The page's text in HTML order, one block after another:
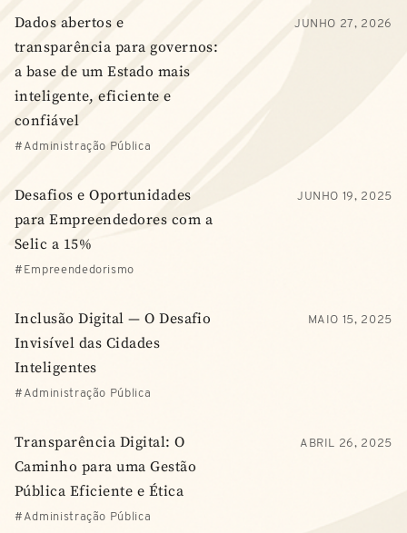
Dados abertos e
transparência para governos:
a base de um Estado mais
inteligente, eficiente e
confiável
JUNHO 27, 2026
Administração Pública
Desafios e Oportunidades
para Empreendedores com a
Selic a 15%
JUNHO 19, 2025
Empreendedorismo
Inclusão Digital — O Desafio
Invisível das Cidades
Inteligentes
MAIO 15, 2025
Administração Pública
Transparência Digital: O
Caminho para uma Gestão
Pública Eficiente e Ética
ABRIL 26, 2025
Administração Pública